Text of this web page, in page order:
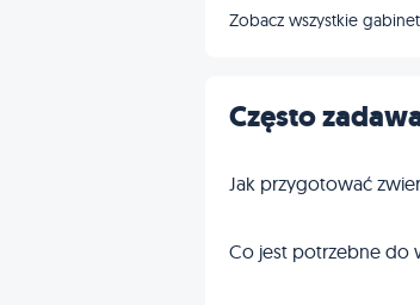
Zobacz wszystkie
Często
Jak przygotować
Co jest potrzebne do